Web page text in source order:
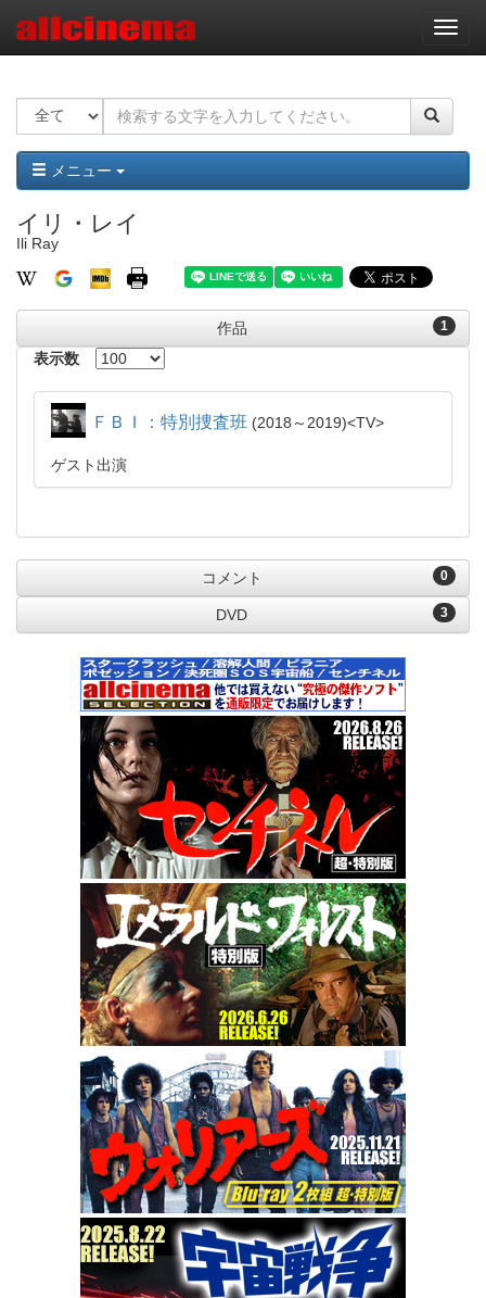
ナ
ビ
ー
ョ
ン
メニュー
イリ・レイ
Ili Ray
1
作品
表示数
ＦＢＩ：特別捜査班 2018～2019 TV
ゲスト出演
0
コメント
3
DVD